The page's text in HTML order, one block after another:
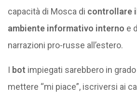
capacità di Mosca di controllare
ambiente informativo interno e
narrazioni pro-russe all’estero.
I bot impiegati sarebbero in
mettere “mi piace”, iscriversi ai